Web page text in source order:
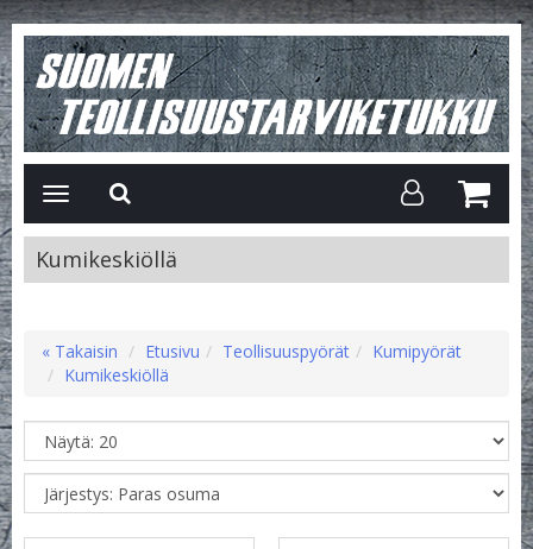
Avaa/Sulje
valikko
Kumikeskiöllä
« Takaisin Etusivu Teollisuuspyörät
Kumipyörät
Kumikeskiöllä